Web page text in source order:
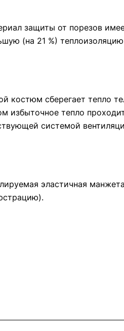
защиты от порезов
(на 21 %)
костюм сберегает тепло
избыточное тепло
системой
эластичная